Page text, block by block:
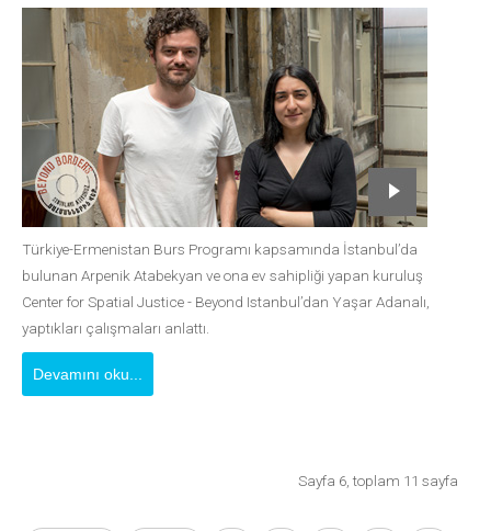
Türkiye-Ermenistan Burs Programı kapsamında İstanbul’da
bulunan Arpenik Atabekyan ve ona ev sahipliği yapan kuruluş
Center for Spatial Justice - Beyond Istanbul’dan Yaşar Adanalı,
yaptıkları çalışmaları anlattı.
Devamını oku...
Sayfa 6, toplam 11 sayfa